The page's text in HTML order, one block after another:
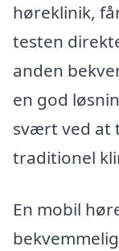
høreklinik,
testen
anden
en god
svært ved at
traditionel
En mobil